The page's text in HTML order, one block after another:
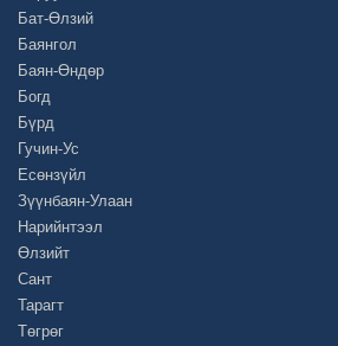
Бат-Өлзий
Баянгол
Баян-Өндөр
Богд
Бүрд
Гучин-Ус
Есөнзүйл
Зүүнбаян-Улаан
Нарийнтээл
Өлзийт
Сант
Тарагт
Төгрөг